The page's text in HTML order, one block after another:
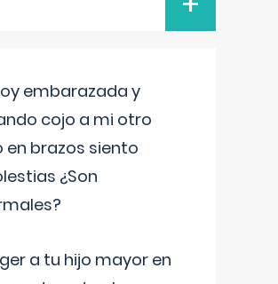
embarazada y
cojo a mi otro
en brazos siento
¿Son
a tu hijo mayor en